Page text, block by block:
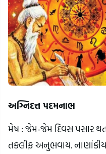
અગ્નિદત્ત પદમનાભ
મેષ : જેમ-જેમ દિવસ પસાર
તકલીફ અનુભવાય.